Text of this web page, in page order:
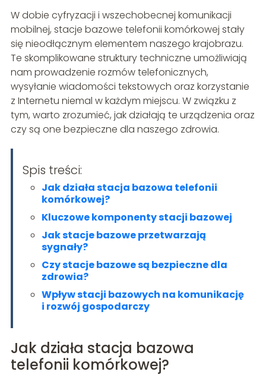
W dobie cyfryzacji i wszechobecnej komunikacji
mobilnej, stacje bazowe telefonii komórkowej stały
się nieodłącznym elementem naszego krajobrazu.
Te skomplikowane struktury techniczne umożliwiają
nam prowadzenie rozmów telefonicznych,
wysyłanie wiadomości tekstowych oraz korzystanie
z Internetu niemal w każdym miejscu. W związku z
tym, warto zrozumieć, jak działają te urządzenia oraz
czy są one bezpieczne dla naszego zdrowia.
Spis treści:
Jak działa stacja bazowa telefonii
komórkowej?
Kluczowe komponenty stacji bazowej
Jak stacje bazowe przetwarzają
sygnały?
Czy stacje bazowe są bezpieczne dla
zdrowia?
Wpływ stacji bazowych na komunikację
i rozwój gospodarczy
Jak działa stacja bazowa
telefonii komórkowej?